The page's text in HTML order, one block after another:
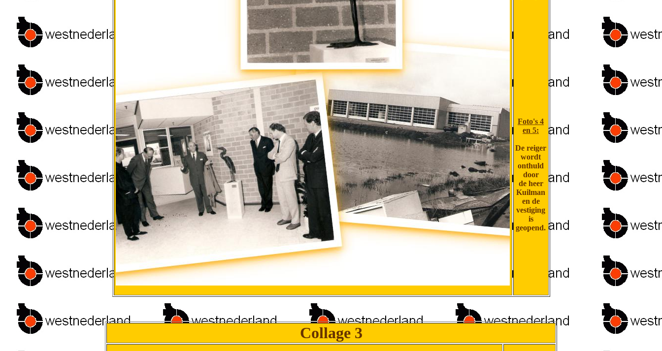
Foto's 4
en 5:
De reiger
wordt
onthuld
door
de heer
Kuilman
en de
vestiging
is
geopend.
Collage 3